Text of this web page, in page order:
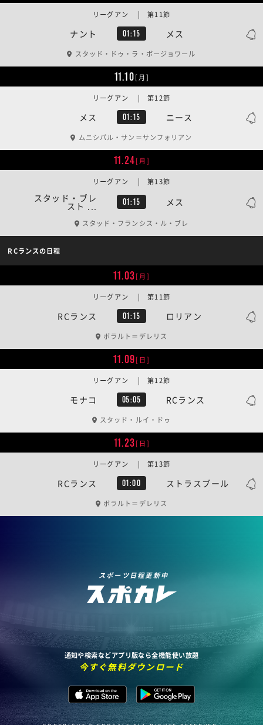
ナント 01:15 メス
リーグアン | 第11節
スタッド・ドゥ・ラ・ボージョワール
11.10[月]
メス 01:15 ニース
リーグアン | 第12節
ムニシパル・サン＝サンフォリアン
11.24[月]
スタッド・ブレ
スト ... 01:15 メス
リーグアン | 第13節
スタッド・フランシス・ル・ブレ
RCランスの日程
11.03[月]
RCランス 01:15 ロリアン
リーグアン | 第11節
ボラルト＝デレリス
11.09[日]
モナコ 05:05 RCランス
リーグアン | 第12節
スタッド・ルイ・ドゥ
11.23[日]
RCランス 01:00 ストラスブール
リーグアン | 第13節
ボラルト＝デレリス
スポーツ日程更新中
通知や検索などアプリ版なら全機能使い放題
今すぐ無料ダウンロード